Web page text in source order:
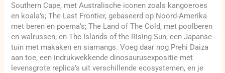
Southern Cape, met Australische iconen zoals kangoeroes
en koala’s; The Last Frontier, gebaseerd op Noord-Amerika
met beren en poema’s; The Land of The Cold, met poolberen
en walrussen; en The Islands of the Rising Sun, een Japanse
tuin met makaken en siamangs. Voeg daar nog Prehi Daiza
aan toe, een indrukwekkende dinosaurusexpositie met
levensgrote replica’s uit verschillende ecosystemen, en je